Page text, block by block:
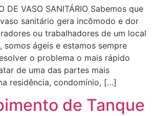
DE VASO SANITÁRIO Sabemos que
sanitário gera incômodo e dor
ou trabalhadores de um local
somos ágeis e estamos sempre
o problema o mais rápido
de uma das partes mais
residência, condomínio, […]
de Tanque